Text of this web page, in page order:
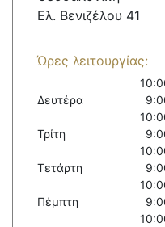
Ελ. Βενιζέλου 41
Ώρες λειτουργίας:
Δευτέρα
Τρίτη
Τετάρτη
Πέμπτη